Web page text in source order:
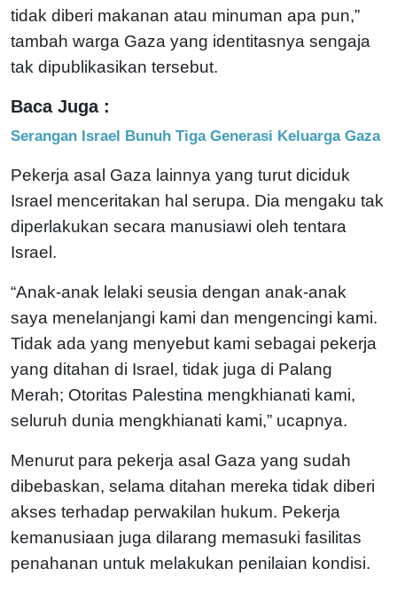
tidak diberi makanan atau minuman apa pun,”
tambah warga Gaza yang identitasnya sengaja
tak dipublikasikan tersebut.
Baca Juga :
Serangan Israel Bunuh Tiga Generasi Keluarga Gaza
Pekerja asal Gaza lainnya yang turut diciduk
Israel menceritakan hal serupa. Dia mengaku tak
diperlakukan secara manusiawi oleh tentara
Israel.
“Anak-anak lelaki seusia dengan anak-anak
saya menelanjangi kami dan mengencingi kami.
Tidak ada yang menyebut kami sebagai pekerja
yang ditahan di Israel, tidak juga di Palang
Merah; Otoritas Palestina mengkhianati kami,
seluruh dunia mengkhianati kami,” ucapnya.
Menurut para pekerja asal Gaza yang sudah
dibebaskan, selama ditahan mereka tidak diberi
akses terhadap perwakilan hukum. Pekerja
kemanusiaan juga dilarang memasuki fasilitas
penahanan untuk melakukan penilaian kondisi.